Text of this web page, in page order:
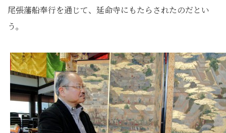
尾張藩船奉行を通じて、延命寺にもたらされたのだとい
う。